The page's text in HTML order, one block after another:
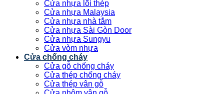
Cửa nhựa lõi thép
Cửa nhựa Malaysia
Cửa nhựa nhà tắm
Cửa nhựa Sài Gòn Door
Cửa nhựa Sungyu
Cửa vòm nhựa
Cửa chống cháy
Cửa gỗ chống cháy
Cửa thép chống cháy
Cửa thép vân gỗ